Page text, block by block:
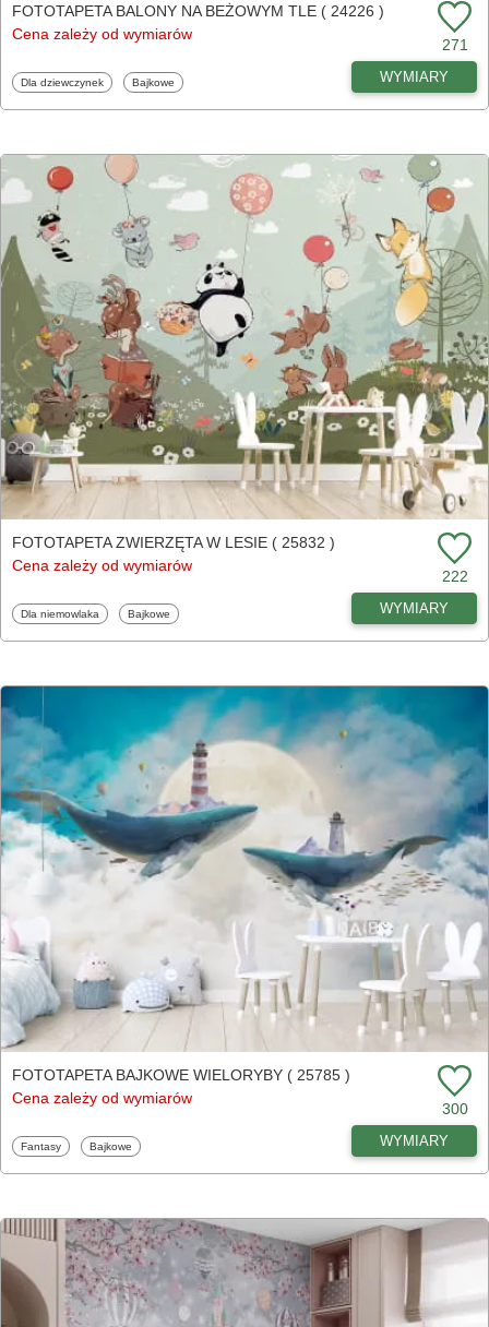
FOTOTAPETA BALONY NA BEŻOWYM TLE ( 24226 )
Cena zależy od wymiarów
271
Fototapety
Dla dziewczynek Fototapety
Bajkowe WYMIARY
FOTOTAPETA ZWIERZĘTA W LESIE ( 25832 )
Cena zależy od wymiarów
222
Fototapety
Dla niemowlaka Fototapety
Bajkowe WYMIARY
FOTOTAPETA BAJKOWE WIELORYBY ( 25785 )
Cena zależy od wymiarów
300
Fototapety
Fantasy Fototapety
Bajkowe WYMIARY